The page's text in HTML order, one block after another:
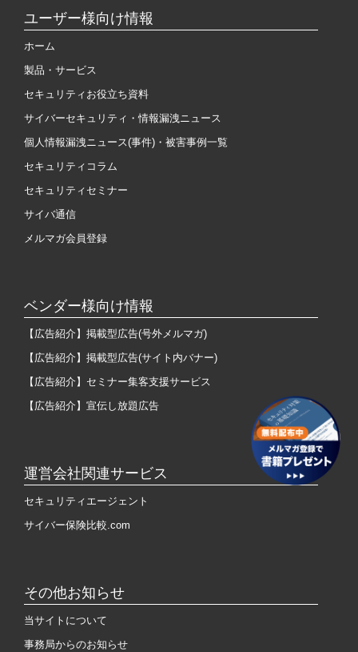
ユーザー様向け情報
ホーム
製品・サービス
セキュリティお役立ち資料
サイバーセキュリティ・情報漏洩ニュース
個人情報漏洩ニュース(事件)・被害事例一覧
セキュリティコラム
セキュリティセミナー
サイバ通信
メルマガ会員登録
ベンダー様向け情報
【広告紹介】掲載型広告(号外メルマガ)
【広告紹介】掲載型広告(サイト内バナー)
【広告紹介】セミナー集客支援サービス
【広告紹介】宣伝し放題広告
運営会社関連サービス
セキュリティエージェント
サイバー保険比較.com
その他お知らせ
当サイトについて
事務局からのお知らせ